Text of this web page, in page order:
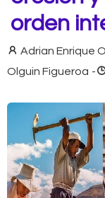
orden
Adrian Enrique
Olguin Figueroa -